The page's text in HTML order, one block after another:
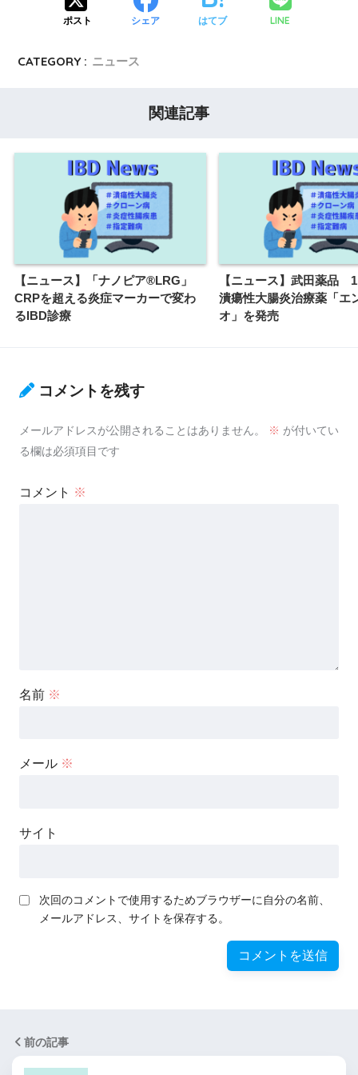
ポスト シェア はてブ LINE
CATEGORY : ニュース
関連記事
【ニュース】「ナノピア®LRG」
CRPを超える炎症マーカーで変わ
るIBD診療
【ニュース】武田薬品
潰瘍性大腸炎治療薬「エ
オ」を発売
コメントを残す
メールアドレスが公開されることはありません。 ※ が付いてい
る欄は必須項目です
コメント ※
名前 ※
メール ※
サイト
次回のコメントで使用するためブラウザーに自分の名前、
メールアドレス、サイトを保存する。
前の記事